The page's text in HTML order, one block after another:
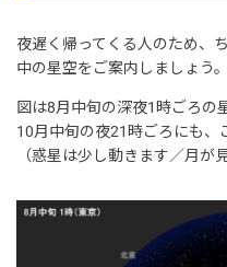
夜遅く帰ってくる人のため、
中の星空をご案内しましょう。
図は8月中旬の深夜1時ごろの
10月中旬の夜21時ごろにも、
（惑星は少し動きます／月が